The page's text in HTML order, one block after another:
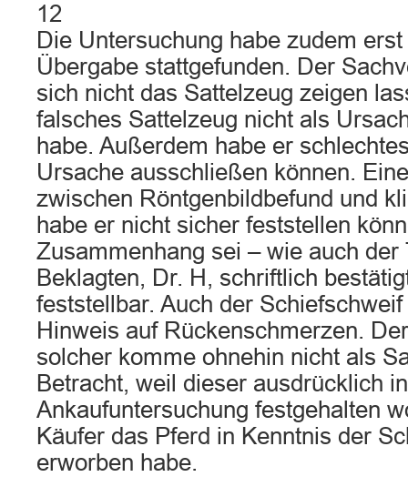
12
Die Untersuchung habe zudem
Übergabe stattgefunden. Der
sich nicht das Sattelzeug zeigen
falsches Sattelzeug nicht als
habe. Außerdem habe er
Ursache ausschließen können.
zwischen Röntgenbildbefund und
habe er nicht sicher feststellen
Zusammenhang sei – wie auch der
Beklagten, Dr. H, schriftlich
feststellbar. Auch der
Hinweis auf Rückenschmerzen.
solcher komme ohnehin nicht als
Betracht, weil dieser ausdrücklich
Ankaufuntersuchung festgehalten
Käufer das Pferd in Kenntnis der
erworben habe.